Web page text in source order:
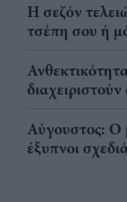
Η σεζόν
τσέπη σου ή
Αύγουστος: Ο
έξυπνοι